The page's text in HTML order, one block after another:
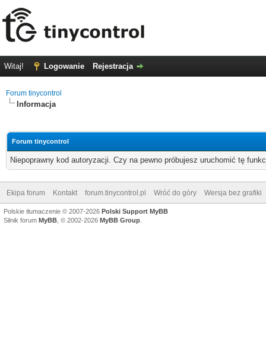
Witaj! Logowanie Rejestracja
Forum tinycontrol
Informacja
Forum tinycontrol
Niepoprawny kod autoryzacji. Czy na pewno próbujesz uruchomić tę
Ekipa forum Kontakt forum.tinycontrol.pl Wróć do góry Wersja bez grafiki
Polskie tłumaczenie © 2007-2026 Polski Support MyBB
Silnik forum MyBB , © 2002-2026 MyBB Group